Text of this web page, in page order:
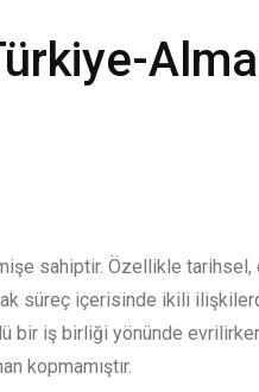
sahiptir. Özellikle
süreç içerisinde ikili
bir iş birliği yönünde
kopmamıştır.